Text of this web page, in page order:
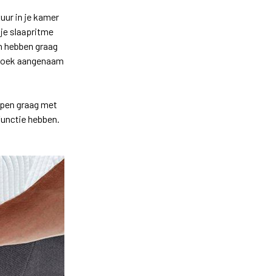
in je kamer
slaapritme
graag
aangenaam
graag met
hebben.